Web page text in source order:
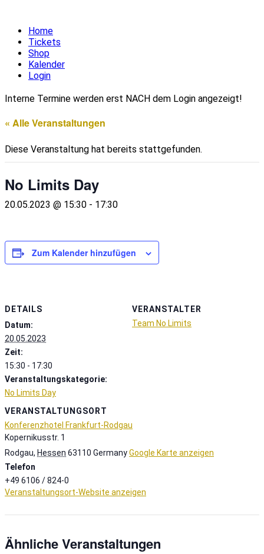
Home
Tickets
Shop
Kalender
Login
Interne Termine werden erst NACH dem Login angezeigt!
« Alle Veranstaltungen
Diese Veranstaltung hat bereits stattgefunden.
No Limits Day
20.05.2023 @ 15:30 - 17:30
Zum Kalender hinzufügen
DETAILS
Datum:
20.05.2023
Zeit:
15:30 - 17:30
Veranstaltungskategorie:
No Limits Day
VERANSTALTUNGSORT
Konferenzhotel Frankfurt-Rodgau
Kopernikusstr. 1
Rodgau, Hessen 63110 GermanyGoogle Karte anzeigen
Telefon
+49 6106 / 824-0
Veranstaltungsort-Website anzeigen
VERANSTALTER
Team No Limits
Ähnliche Veranstaltungen